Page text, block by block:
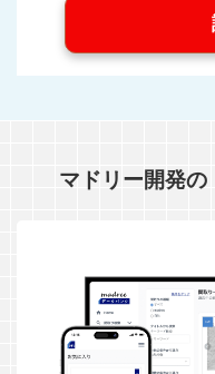
マドリー開発の